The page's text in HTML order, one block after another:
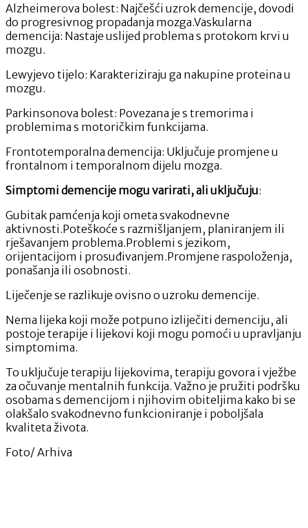
Alzheimerova bolest: Najčešći uzrok demencije, dovodi
do progresivnog propadanja mozga.Vaskularna
demencija: Nastaje uslijed problema s protokom krvi u
mozgu.
Lewyjevo tijelo: Karakteriziraju ga nakupine proteina u
mozgu.
Parkinsonova bolest: Povezana je s tremorima i
problemima s motoričkim funkcijama.
Frontotemporalna demencija: Uključuje promjene u
frontalnom i temporalnom dijelu mozga.
Simptomi demencije mogu varirati, ali uključuju:
Gubitak pamćenja koji ometa svakodnevne
aktivnosti.Poteškoće s razmišljanjem, planiranjem ili
rješavanjem problema.Problemi s jezikom,
orijentacijom i prosuđivanjem.Promjene raspoloženja,
ponašanja ili osobnosti.
Liječenje se razlikuje ovisno o uzroku demencije.
Nema lijeka koji može potpuno izliječiti demenciju, ali
postoje terapije i lijekovi koji mogu pomoći u upravljanju
simptomima.
To uključuje terapiju lijekovima, terapiju govora i vježbe
za očuvanje mentalnih funkcija. Važno je pružiti podršku
osobama s demencijom i njihovim obiteljima kako bi se
olakšalo svakodnevno funkcioniranje i poboljšala
kvaliteta života.
Foto/ Arhiva